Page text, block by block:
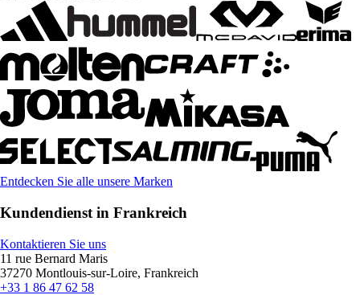
Entdecken Sie alle unsere Marken
Kundendienst in Frankreich
Kontaktieren Sie uns
11 rue Bernard Maris
37270 Montlouis-sur-Loire, Frankreich
+33 1 86 47 62 58